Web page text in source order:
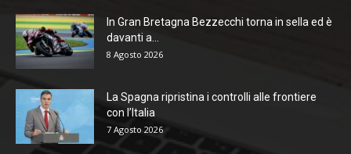
In Gran Bretagna Bezzecchi torna in sella ed è
davanti a...
8 Agosto 2026
La Spagna ripristina i controlli alle frontiere
con l’Italia
7 Agosto 2026